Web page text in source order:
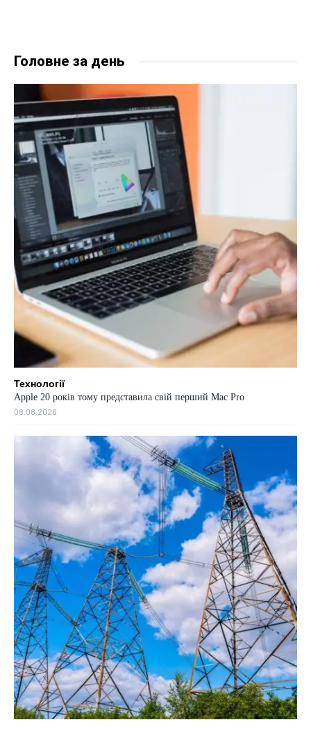
Головне за день
Технології
Apple 20 років тому представила свій перший Mac Pro
08.08.2026